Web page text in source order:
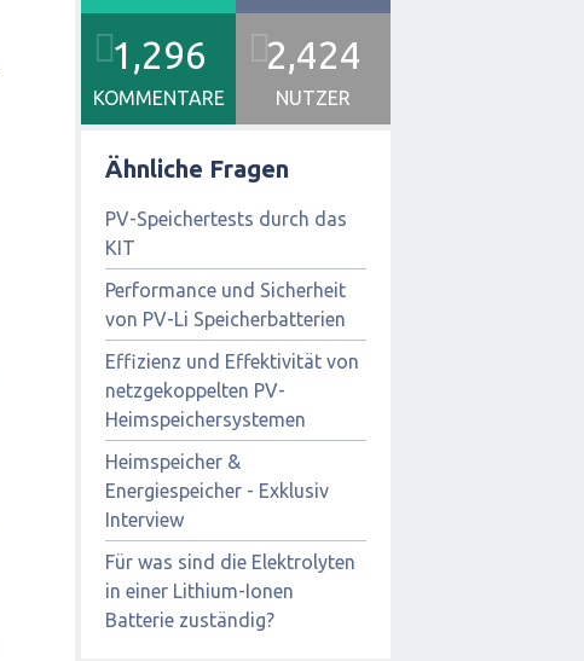
1,296
KOMMENTARE
2,424
NUTZER
Ähnliche Fragen
PV-Speichertests durch das
KIT
Performance und Sicherheit
von PV-Li Speicherbatterien
Effizienz und Effektivität von
netzgekoppelten PV-
Heimspeichersystemen
Heimspeicher &
Energiespeicher - Exklusiv
Interview
Für was sind die Elektrolyten
in einer Lithium-Ionen
Batterie zuständig?